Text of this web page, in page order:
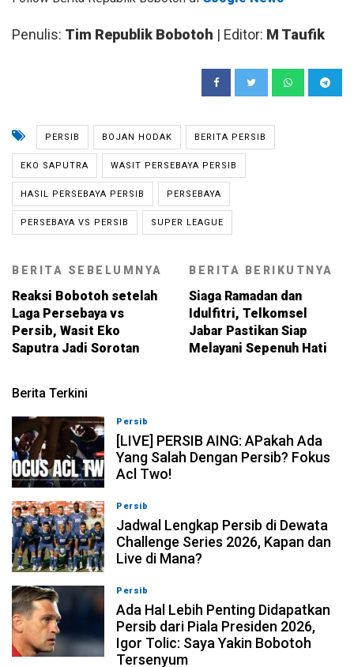
Penulis: Tim Republik Bobotoh | Editor: M Taufik
PERSIB BOJAN HODAK BERITA PERSIB
EKO SAPUTRA WASIT PERSEBAYA PERSIB
HASIL PERSEBAYA PERSIB PERSEBAYA
PERSEBAYA VS PERSIB SUPER LEAGUE
BERITA SEBELUMNYA
Reaksi Bobotoh setelah
Laga Persebaya vs
Persib, Wasit Eko
Saputra Jadi Sorotan
BERITA BERIKUTNYA
Siaga Ramadan dan
Idulfitri, Telkomsel
Jabar Pastikan Siap
Melayani Sepenuh Hati
Berita Terkini
Persib
[LIVE] PERSIB AING: APakah Ada
Yang Salah Dengan Persib? Fokus
Acl Two!
Persib
Jadwal Lengkap Persib di Dewata
Challenge Series 2026, Kapan dan
Live di Mana?
Persib
Ada Hal Lebih Penting Didapatkan
Persib dari Piala Presiden 2026,
Igor Tolic: Saya Yakin Bobotoh
Tersenyum